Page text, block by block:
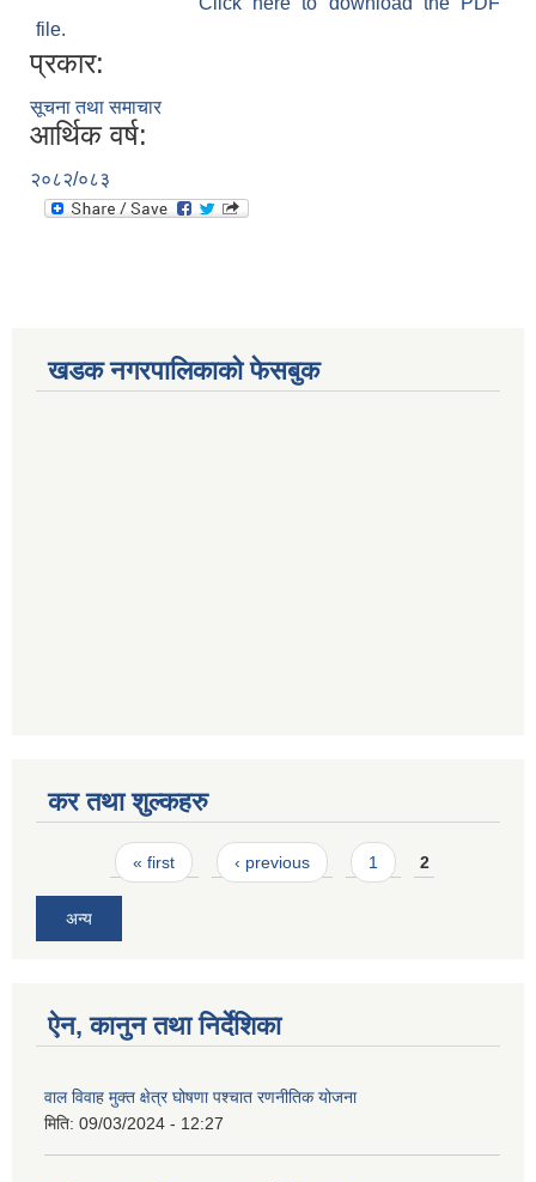
file.
प्रकार:
सूचना तथा समाचार
आर्थिक वर्ष:
२०८२/०८३
खडक नगरपालिकाको फेसबुक
कर तथा शुल्कहरु
Pages« first ‹ previous 1 2
अन्य
ऐन, कानुन तथा निर्देशिका
वाल विवाह मुक्त क्षेत्र घोषणा पश्चात रणनीतिक योजना
मिति: 09/03/2024 - 12:27